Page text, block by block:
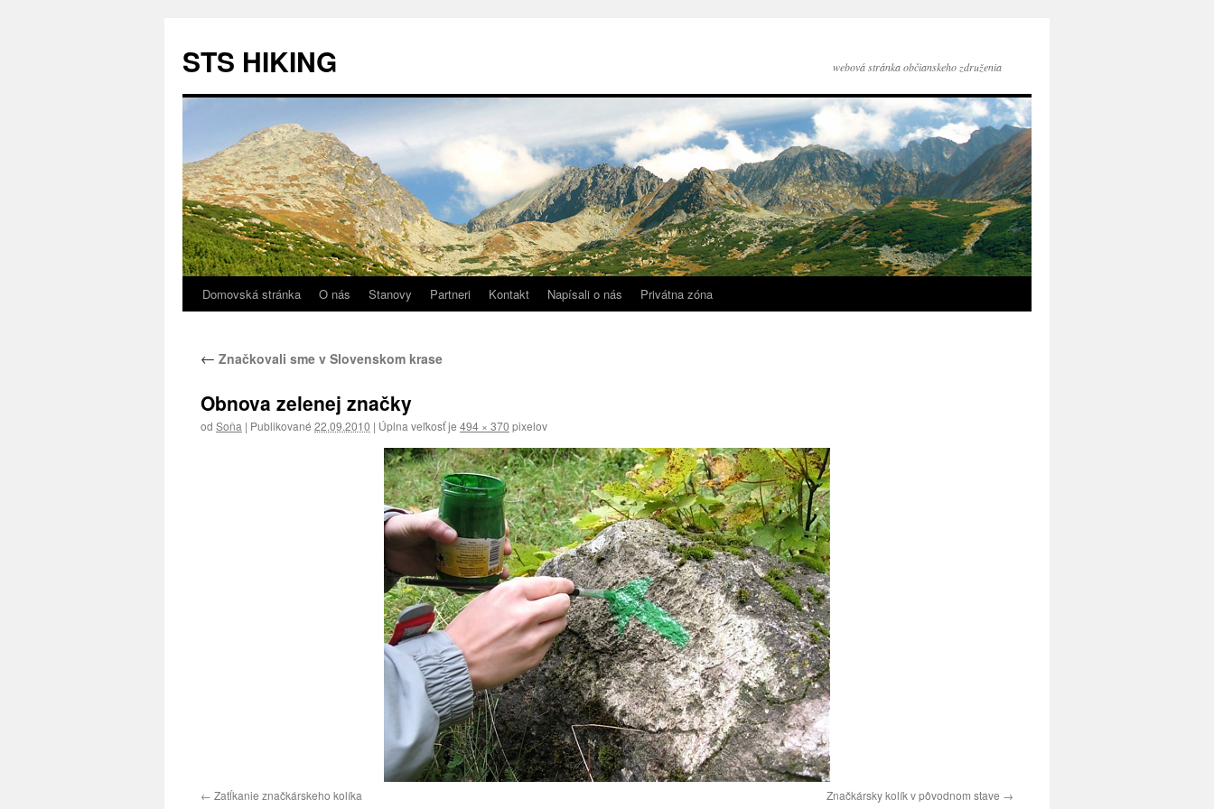
STS HIKING webová stránka občianskeho združenia
Preskočiť
obsah
Domovská stránka O nás Stanovy Partneri Kontakt Napísali o nás Privátna zóna
← Značkovali sme v Slovenskom krase
Obnova zelenej značky
od Soňa | Publikované 22.09.2010 | Úplna veľkosť je 494 × 370 pixelov
Zatĺkanie značkárskeho kolíka Značkársky kolík v pôvodnom stave